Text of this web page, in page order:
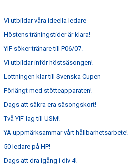
Vi utbildar våra ideella ledare
Höstens träningstider är klara!
YIF söker tränare till P06/07.
Vi utbildar inför höstsäsongen!
Lottningen klar till Svenska Cupen
Förlängt med stötteapparaten!
Dags att säkra era säsongskort!
Två YIF-lag till USM!
YA uppmärksammar vårt hållbarhetsarbete!
50 ledare på HP!
Dags att dra igång i div 4!